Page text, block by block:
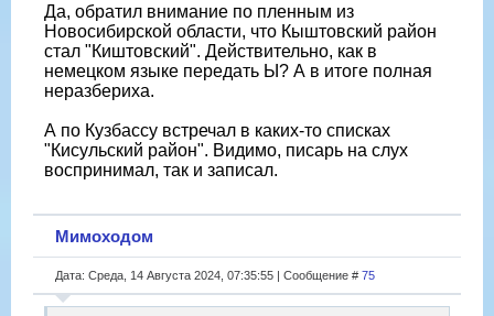
Да, обратил внимание по пленным из
Новосибирской области, что Кыштовский район
стал "Киштовский". Действительно, как в
немецком языке передать Ы? А в итоге полная
неразбериха.
А по Кузбассу встречал в каких-то списках
"Кисульский район". Видимо, писарь на слух
воспринимал, так и записал.
Мимоходом
Дата: Среда, 14 Августа 2024, 07:35:55 | Сообщение # 75